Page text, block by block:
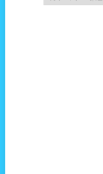
テ